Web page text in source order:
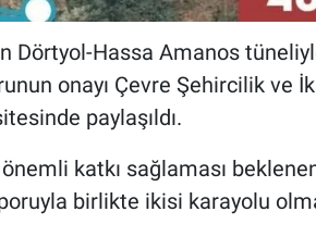
Dörtyol-Hassa Amanos
onayı Çevre Şehircilik ve
paylaşıldı.
katkı sağlaması
birlikte ikisi karayolu